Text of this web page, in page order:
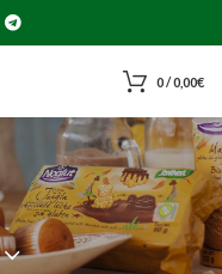
0/0,00€